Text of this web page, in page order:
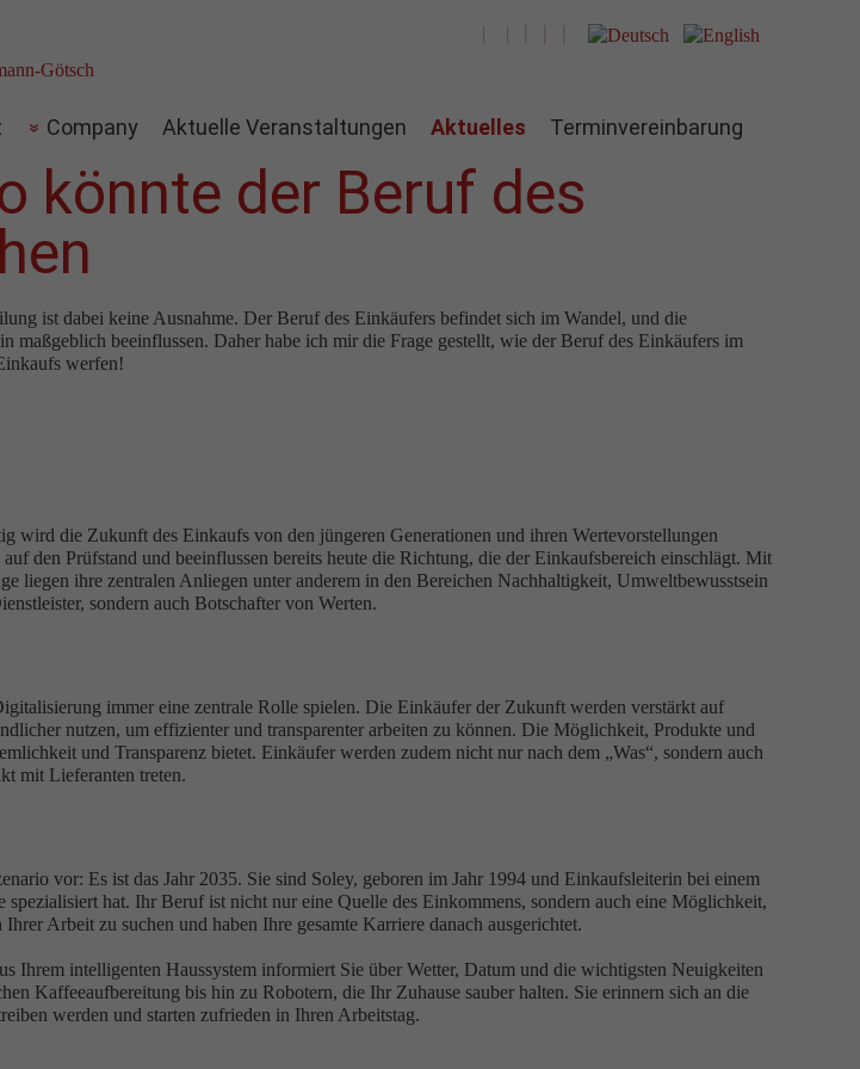
Company Aktuelle Veranstaltungen Aktuelles Terminvereinbarung
könnte der Beruf des
ist dabei keine Ausnahme. Der Beruf des Einkäufers befindet sich im Wandel, und die
beeinflussen. Daher habe ich mir die Frage gestellt, wie der Beruf des Einkäufers im
werfen!
wird die Zukunft des Einkaufs von den jüngeren Generationen und ihren Wertevorstellungen
den Prüfstand und beeinflussen bereits heute die Richtung, die der Einkaufsbereich einschlägt. Mit
liegen ihre zentralen Anliegen unter anderem in den Bereichen Nachhaltigkeit, Umweltbewusstsein
sondern auch Botschafter von Werten.
immer eine zentrale Rolle spielen. Die Einkäufer der Zukunft werden verstärkt auf
nutzen, um effizienter und transparenter arbeiten zu können. Die Möglichkeit, Produkte und
und Transparenz bietet. Einkäufer werden zudem nicht nur nach dem „Was“, sondern auch
mit Lieferanten treten.
vor: Es ist das Jahr 2035. Sie sind Soley, geboren im Jahr 1994 und Einkaufsleiterin bei einem
hat. Ihr Beruf ist nicht nur eine Quelle des Einkommens, sondern auch eine Möglichkeit,
Arbeit zu suchen und haben Ihre gesamte Karriere danach ausgerichtet.
Ihrem intelligenten Haussystem informiert Sie über Wetter, Datum und die wichtigsten Neuigkeiten
Kaffeeaufbereitung bis hin zu Robotern, die Ihr Zuhause sauber halten. Sie erinnern sich an die
werden und starten zufrieden in Ihren Arbeitstag.